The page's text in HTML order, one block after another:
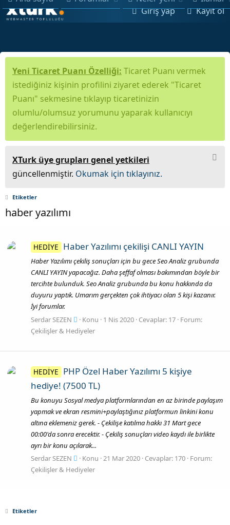
Giriş yap Kayıt ol
Yeni Ticaret Puanı Özelliği: Ticaret Puanı vermek
istediğiniz kişinin profilini ziyaret ederek "Ticaret
Puanı" sekmesine tıklayıp ticaretinizin
olumlu/olumsuz yorumunu yaparak kullanıcıyı
değerlendirebilirsiniz.
XTurk üye grupları genel yetkileri
güncellenmiştir. Okumak için tıklayınız.
Etiketler
haber yazılımı
HEDİYE Haber Yazılımı çekilişi CANLI YAYIN
Haber Yazılımı çekiliş sonuçları için bu gece Seo Analiz grubunda
CANLI YAYIN yapacağız. Daha şeffaf olması bakımından böyle bir
tercihte bulunduk. Seo Analiz grubunda bu konu hakkında da
duyuru yaptık. Umarım gerçekten çok ihtiyacı olan 5 kişi kazanır.
İyi forumlar.
Serdar SEZEN
Konu 1 Nis 2020 Cevaplar: 17 Forum:
Çekilişler & Hediyeler
HEDİYE PHP Özel Haber Yazılımı 5 kişiye
hediye! (7500 TL)
Bu konuyu Sosyal medya platformlarından en az birinde paylaşım
yapmak ve ekran resmini+paylaştığınız platformun linkini konu
altına eklemeniz gerek. - Çekilişe katılma hakkı 31 Mart gece
00:00'da sonra erecektir. - Çekiliş sonuçları video kaydı ile birlikte
ayrı bir konu açılarak...
Serdar SEZEN
Konu 21 Mar 2020 Cevaplar: 170 Forum:
Çekilişler & Hediyeler
Etiketler